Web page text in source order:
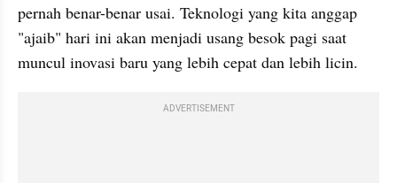
pernah benar-benar usai. Teknologi yang kita anggap
"ajaib" hari ini akan menjadi usang besok pagi saat
muncul inovasi baru yang lebih cepat dan lebih licin.
ADVERTISEMENT